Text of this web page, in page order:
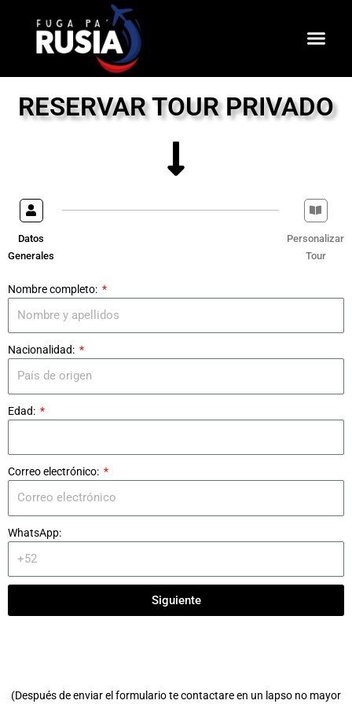
contenido
RESERVAR TOUR PRIVADO
Datos
Generales
Personalizar
Tour
Nombre completo:
Nacionalidad:
Edad:
Correo electrónico:
WhatsApp:
Siguiente
(Después de enviar el formulario te contactare en un lapso no mayor